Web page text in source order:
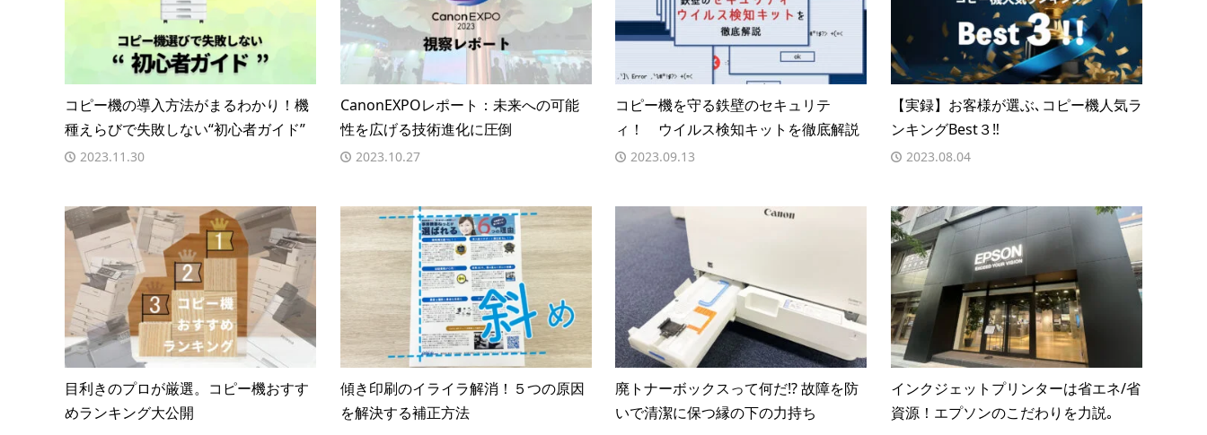
コピー機の導入方法がまるわかり！機
種えらびで失敗しない“初心者ガイド”
2023.11.30
CanonEXPOレポート：未来への可能
性を広げる技術進化に圧倒
2023.10.27
コピー機を守る鉄壁のセキュリテ
ィ！ ウイルス検知キットを徹底解説
2023.09.13
【実録】お客様が選ぶ､コピー機人気ラ
ンキングBest３‼︎
2023.08.04
目利きのプロが厳選。コピー機おすす
めランキング大公開
傾き印刷のイライラ解消！５つの原因
を解決する補正方法
廃トナーボックスって何だ!? 故障を防
いで清潔に保つ縁の下の力持ち
インクジェットプリンターは省エネ/省
資源！エプソンのこだわりを力説｡